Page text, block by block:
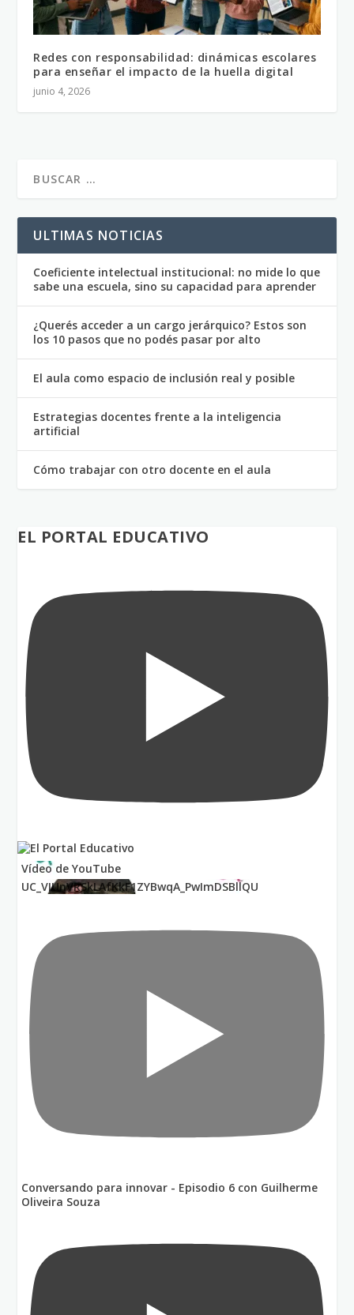
Redes con responsabilidad: dinámicas escolares
para enseñar el impacto de la huella digital
junio 4, 2026
ULTIMAS NOTICIAS
Coeficiente intelectual institucional: no mide lo que
sabe una escuela, sino su capacidad para aprender
¿Querés acceder a un cargo jerárquico? Estos son
los 10 pasos que no podés pasar por alto
El aula como espacio de inclusión real y posible
Estrategias docentes frente a la inteligencia
artificial
Cómo trabajar con otro docente en el aula
EL PORTAL EDUCATIVO
Vídeo de YouTube
UC_VIUnVRSkLAfKkF1ZYBwqA_PwImDSBllQU
Conversando para innovar - Episodio 6 con Guilherme
Oliveira Souza